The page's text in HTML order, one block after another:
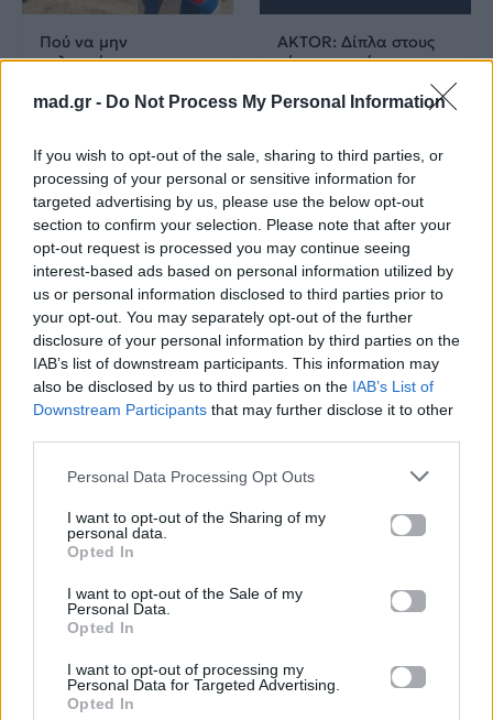
mad.gr - Do Not Process My Personal Information
If you wish to opt-out of the sale, sharing to third parties, or
processing of your personal or sensitive information for
targeted advertising by us, please use the below opt-out
section to confirm your selection. Please note that after your
opt-out request is processed you may continue seeing
interest-based ads based on personal information utilized by
us or personal information disclosed to third parties prior to
your opt-out. You may separately opt-out of the further
disclosure of your personal information by third parties on the
IAB’s list of downstream participants. This information may
also be disclosed by us to third parties on the IAB’s List of
Downstream Participants that may further disclose it to other
Personal Data Processing Opt Outs
I want to opt-out of the Sharing of my
personal data.
Opted In
I want to opt-out of the Sale of my
Personal Data.
Opted In
I want to opt-out of processing my
Personal Data for Targeted Advertising.
Opted In
Πού να μην
κολυμπήσεις στην
ακατάλληλες παραλίες
25.06.2026
AKTOR: Δίπλα στους
νέους επιστήμονες με
υποτροφιών
04.06.2026
EUROVISION
ΕΡΤ: Εντυπωσιακή
20.05.2026
Go out
Ηλεκτρικά πατίνια:
Οδηγός ασφαλούς